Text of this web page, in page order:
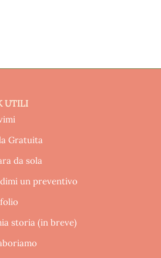
UTILI
Gratuita
da sola
un preventivo
storia (in breve)